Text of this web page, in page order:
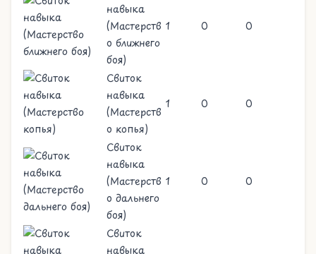
навыка
(Мастерств
о ближнего
боя)
1 0 0
Свиток
навыка
(Мастерств
о копья)
1 0 0
Свиток
навыка
(Мастерств
о дальнего
боя)
1 0 0
Свиток
навыка